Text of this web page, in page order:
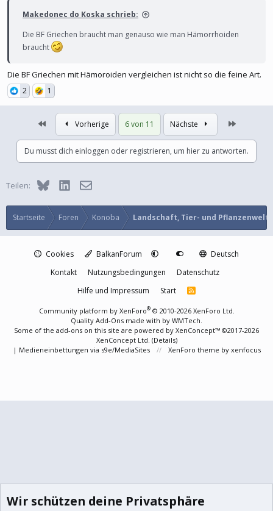
Makedonec do Koska schrieb:
Die BF Griechen braucht man genauso wie man Hämorrhoiden
braucht
Die BF Griechen mit Hämoroiden vergleichen ist nicht so die feine Art.
2 1
Erste Vorherige 6 von 11 Nächste Letzte
Du musst dich einloggen oder registrieren, um hier zu antworten.
Teilen: BlueskyLinkedInE-Mail
Startseite Foren Konoba Landschaft, Tier- und Pflanzenwelt
Cookies BalkanForum
Deutsch
Kontakt
Nutzungsbedingungen
Datenschutz
Hilfe und Impressum
Start
R
Community platform by XenForo® © 2010-2026 XenForo Ltd.
Quality Add-Ons made with by WMTech
Some of the add-ons on this site are powered by XenConcept™ ©2017-2026
XenConcept Ltd. (Details)
| Medieneinbettungen via s9e/MediaSites XenForo theme by xenfocus
Wir schützen deine Privatsphäre